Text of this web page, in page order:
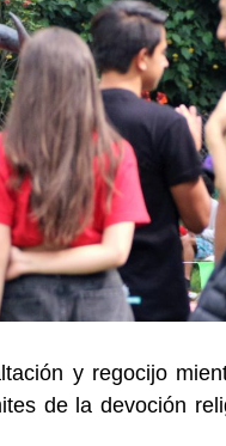
y regocijo
de la devoción